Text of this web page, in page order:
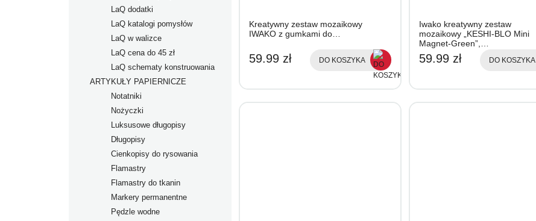
LaQ dodatki
LaQ katalogi pomysłów
LaQ w walizce
LaQ cena do 45 zł
LaQ schematy konstruowania
ARTYKUŁY PAPIERNICZE
Notatniki
Nożyczki
Luksusowe długopisy
Długopisy
Cienkopisy do rysowania
Flamastry
Flamastry do tkanin
Markery permanentne
Pędzle wodne
Kreatywny zestaw mozaikowy
IWAKO z gumkami do…
59.99 zł DO KOSZYKA
Iwako kreatywny zestaw
mozaikowy „KESHI-BLO Mini
Magnet-Green”,…
59.99 zł DO KOSZYKA